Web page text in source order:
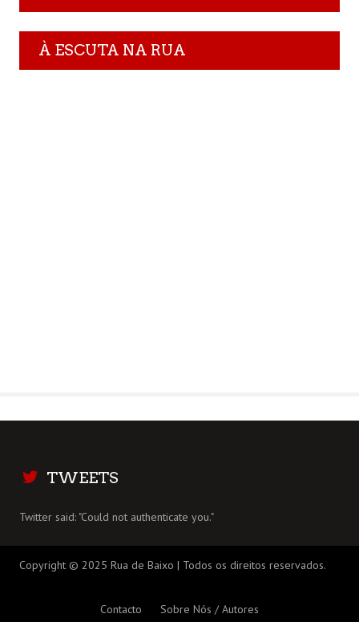
À ESCUTA NA RUA
TWEETS
Twitter said: "Could not authenticate you."
Copyright © 2025 Rua de Baixo | Todos os direitos reservados.
Contacto Sobre Nós / Autores